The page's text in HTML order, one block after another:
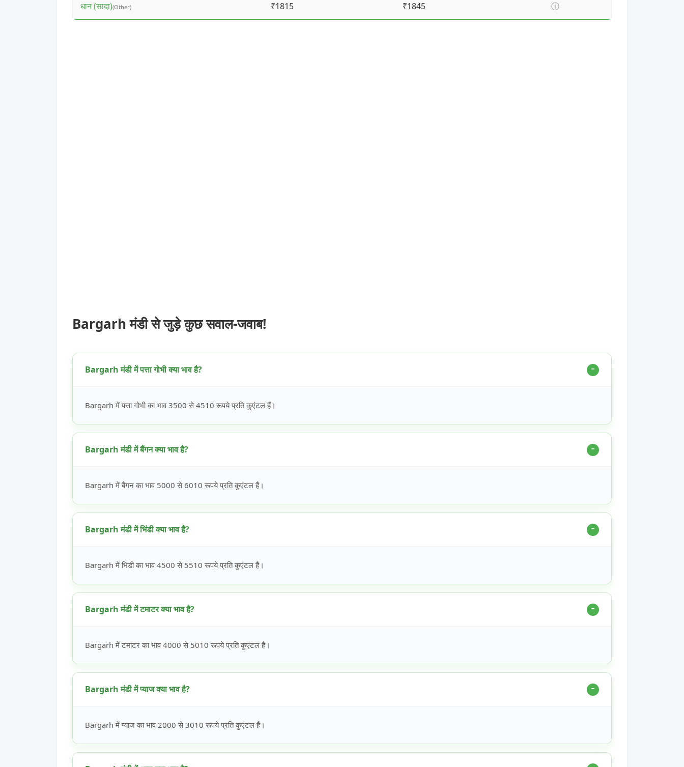
धान (सादा)(Other) ₹1815 ₹1845 ⓘ
Bargarh मंडी से जुड़े कुछ सवाल-जवाब!
Bargarh मंडी में पत्ता गोभी क्या भाव है?
Bargarh में पत्ता गोभी का भाव 3500 से 4510 रूपये प्रति कुएंटल हैं।
Bargarh मंडी में बैंगन क्या भाव है?
Bargarh में बैंगन का भाव 5000 से 6010 रूपये प्रति कुएंटल हैं।
Bargarh मंडी में भिंडी क्या भाव है?
Bargarh में भिंडी का भाव 4500 से 5510 रूपये प्रति कुएंटल हैं।
Bargarh मंडी में टमाटर क्या भाव है?
Bargarh में टमाटर का भाव 4000 से 5010 रूपये प्रति कुएंटल हैं।
Bargarh मंडी में प्याज क्या भाव है?
Bargarh में प्याज का भाव 2000 से 3010 रूपये प्रति कुएंटल हैं।